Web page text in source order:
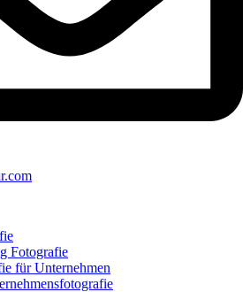
Fotografie
für Unternehmen